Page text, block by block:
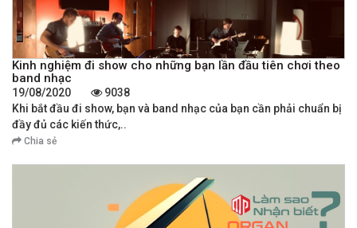
Kinh nghiệm đi show cho những bạn lần đầu tiên chơi theo
band nhạc
19/08/2020
9038
Khi bắt đầu đi show, bạn và band nhạc của bạn cần phải chuẩn bị
đầy đủ các kiến thức,..
Chia sẻ